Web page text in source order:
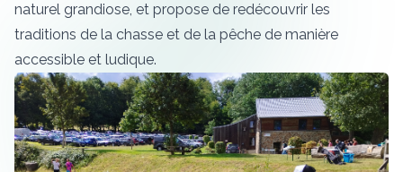
naturel grandiose, et propose de redécouvrir les
traditions de la chasse et de la pêche de manière
accessible et ludique.